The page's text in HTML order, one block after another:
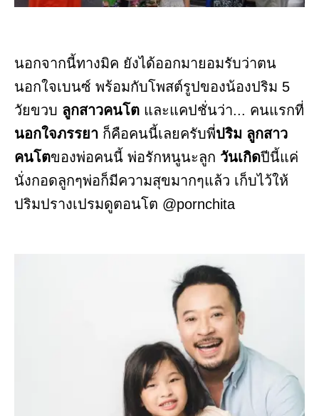
นอกจากนี้ทางมิค ยังได้ออกมายอมรับว่าตน
นอกใจเบนซ์ พร้อมกับโพสต์รูปของน้องปริม 5
วัยขวบ ลูกสาวคนโต และแคปชั่นว่า... คนแรกที่
นอกใจภรรยา ก็คือคนนี้เลยครับพี่ปริม ลูกสาว
คนโตของพ่อคนนี้ พ่อรักหนูนะลูก วันเกิดปีนี้แค่
นั่งกอดลูกๆพ่อก็มีความสุขมากๆแล้ว เก็บไว้ให้
ปริมปรางเปรมดูตอนโต @pornchita